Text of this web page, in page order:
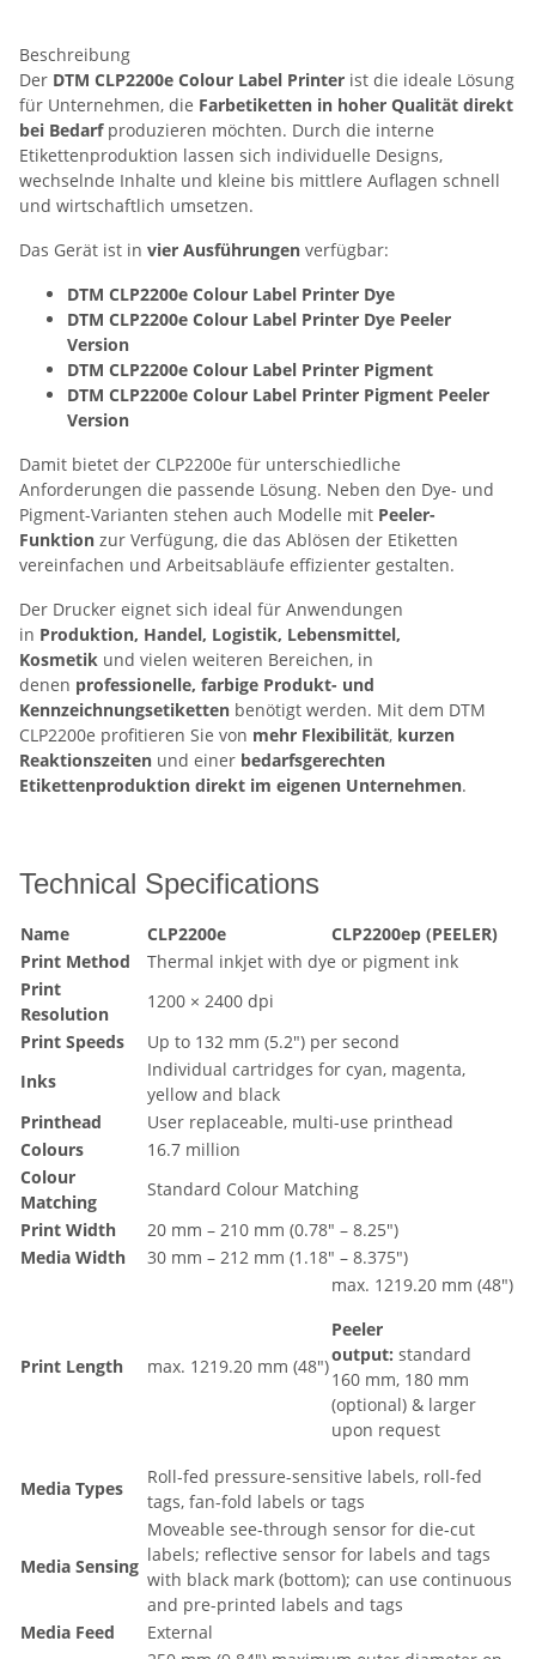
Beschreibung
Der DTM CLP2200e Colour Label Printer ist die ideale Lösung
für Unternehmen, die Farbetiketten in hoher Qualität direkt
bei Bedarfproduzieren möchten. Durch die interne
Etikettenproduktion lassen sich individuelle Designs,
wechselnde Inhalte und kleine bis mittlere Auflagen schnell
und wirtschaftlich umsetzen.
Das Gerät ist in vier Ausführungen verfügbar:
DTM CLP2200e Colour Label Printer Dye
DTM CLP2200e Colour Label Printer Dye Peeler
Version
DTM CLP2200e Colour Label Printer Pigment
DTM CLP2200e Colour Label Printer Pigment Peeler
Version
Damit bietet der CLP2200e für unterschiedliche
Anforderungen die passende Lösung. Neben den Dye- und
Pigment-Varianten stehen auch Modelle mit Peeler-
Funktion zur Verfügung, die das Ablösen der Etiketten
vereinfachen und Arbeitsabläufe effizienter gestalten.
Der Drucker eignet sich ideal für Anwendungen
in Produktion, Handel, Logistik, Lebensmittel,
Kosmetik und vielen weiteren Bereichen, in
denen professionelle, farbige Produkt- und
Kennzeichnungsetiketten benötigt werden. Mit dem DTM
CLP2200e profitieren Sie von mehr Flexibilität, kurzen
Reaktionszeiten und einer bedarfsgerechten
Etikettenproduktion direkt im eigenen Unternehmen.
Technical Specifications
Name CLP2200e
CLP2200ep (PEELER)
Print Method
Thermal inkjet with dye or pigment ink
Print
Resolution
1200 × 2400 dpi
Print Speeds
Up to 132 mm (5.2") per second
Inks
Individual cartridges for cyan, magenta,
yellow and black
Printhead
User replaceable, multi-use printhead
Colours
16.7 million
Colour
Matching
Standard Colour Matching
Print Width
20 mm – 210 mm (0.78" – 8.25")
Media Width
30 mm – 212 mm (1.18" – 8.375")
Print Length max. 1219.20 mm (48")
max. 1219.20 mm (48")
Peeler
output: standard
160 mm, 180 mm
(optional) & larger
upon request
Media Types
Roll-fed pressure-sensitive labels, roll-fed
tags, fan-fold labels or tags
Media Sensing
Moveable see-through sensor for die-cut
labels; reflective sensor for labels and tags
with black mark (bottom); can use continuous
and pre-printed labels and tags
Media Feed
External